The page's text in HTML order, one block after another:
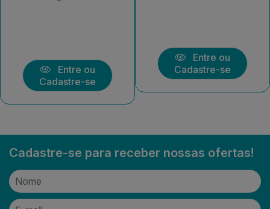
Entre ou
Cadastre-se
Entre ou
Cadastre-se
Cadastre-se para receber nossas ofertas!